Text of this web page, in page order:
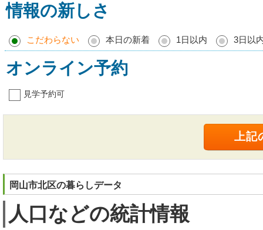
情報の新しさ
こだわらない 本日の新着 1日以内 3日以
オンライン予約
見学予約可
岡山市北区の暮らしデータ
人口などの統計情報